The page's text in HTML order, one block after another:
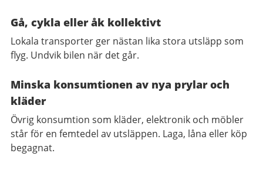
Gå, cykla eller åk kollektivt
Lokala transporter ger nästan lika stora utsläpp som
flyg. Undvik bilen när det går.
Minska konsumtionen av nya prylar och
kläder
Övrig konsumtion som kläder, elektronik och möbler
står för en femtedel av utsläppen. Laga, låna eller köp
begagnat.